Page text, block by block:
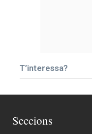
T’interessa?
Seccions